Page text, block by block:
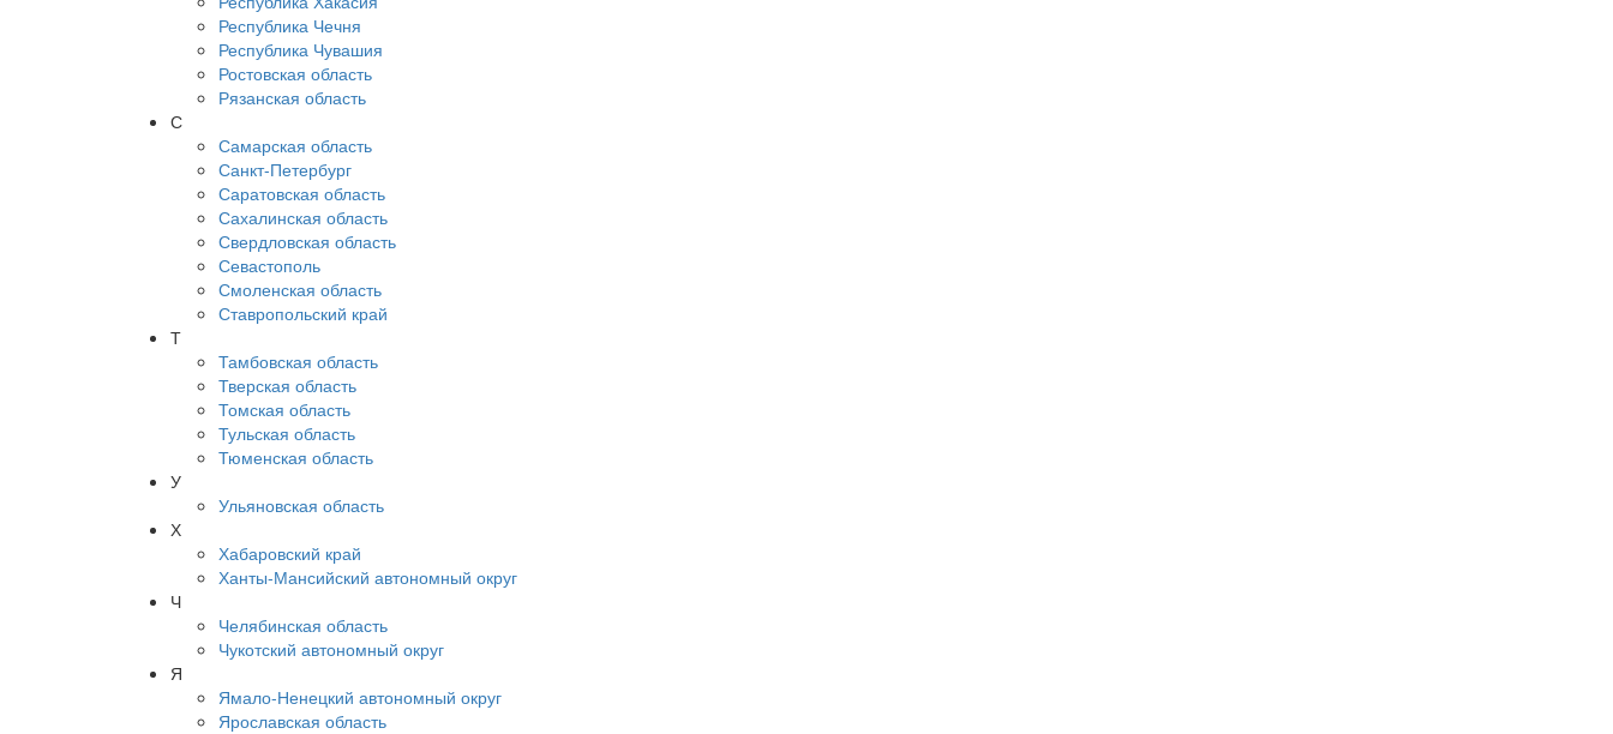
Республика Чечня
Республика Чувашия
Ростовская область
Рязанская область
С
Самарская область
Санкт-Петербург
Саратовская область
Сахалинская область
Свердловская область
Севастополь
Смоленская область
Ставропольский край
Т
Тамбовская область
Тверская область
Томская область
Тульская область
Тюменская область
У
Ульяновская область
Х
Хабаровский край
Ханты-Мансийский автономный округ
Ч
Челябинская область
Чукотский автономный округ
Я
Ямало-Ненецкий автономный округ
Ярославская область